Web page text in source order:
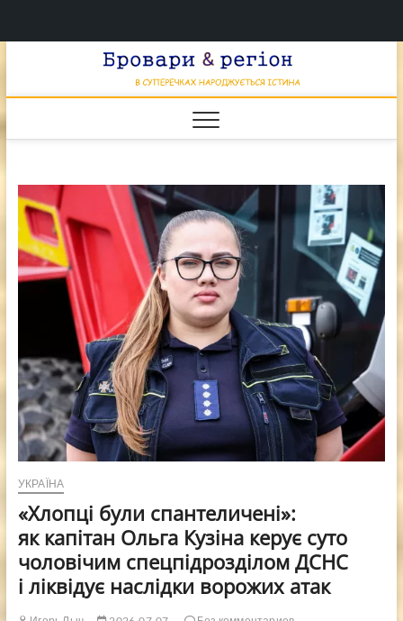
НАРОДЖУЄТЬСЯ
УКРАЇНА
«Хлопці були спантеличені»:
як капітан Ольга Кузіна керує суто
чоловічим спецпідрозділом ДСНС
і ліквідує наслідки ворожих атак